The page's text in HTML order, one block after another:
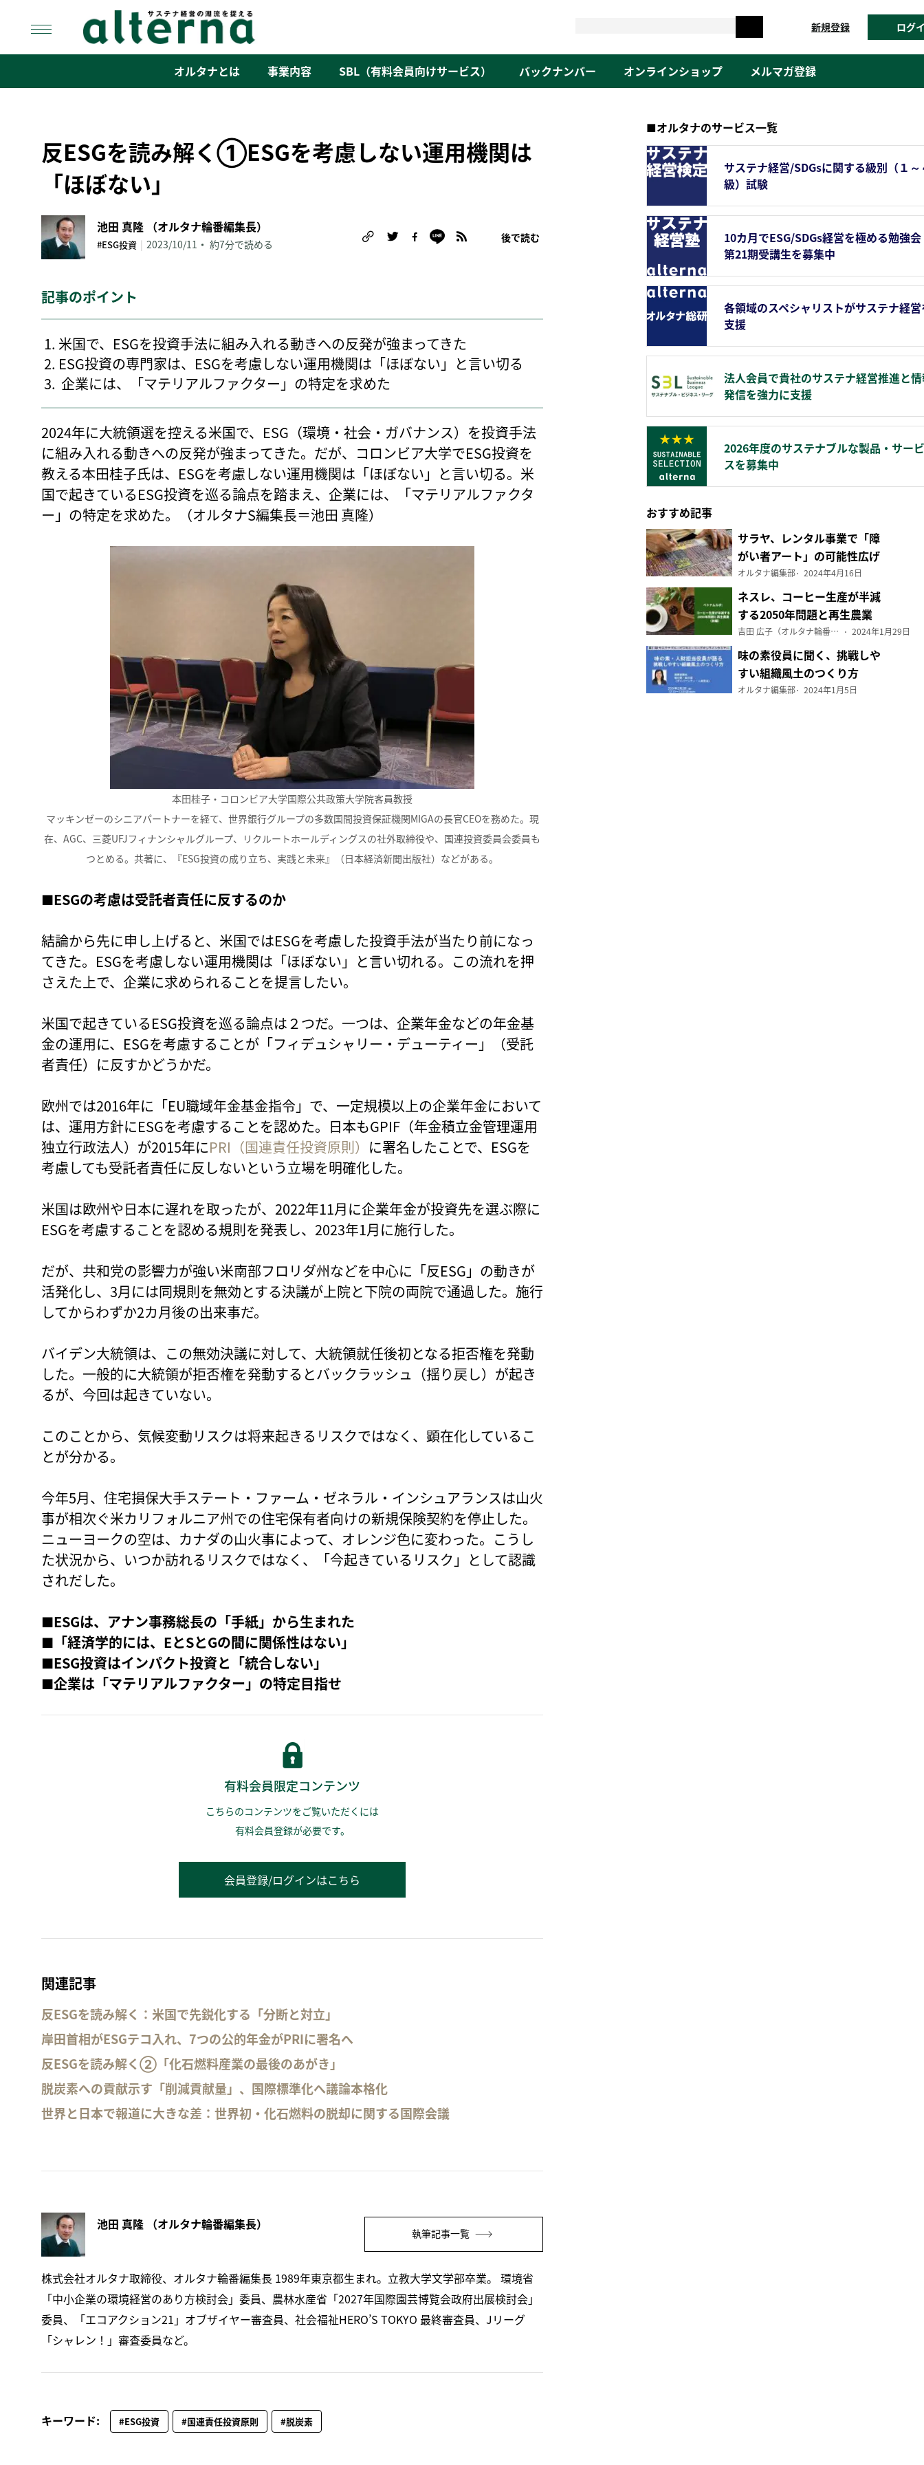
content
新規登録 ログ
オルタナとは 事業内容 SBL（有料会員向けサービス） バックナンバー オンラインショップ メルマガ登録
反ESGを読み解く①ESGを考慮しない運用機関は
「ほぼない」
池田 真隆 （オルタナ輪番編集長）
#ESG投資 | 2023/10/11 約7分で読める
後で読む
記事のポイント
米国で、ESGを投資手法に組み入れる動きへの反発が強まってきた
ESG投資の専門家は、ESGを考慮しない運用機関は「ほぼない」と言い切る
企業には、「マテリアルファクター」の特定を求めた
2024年に大統領選を控える米国で、ESG（環境・社会・ガバナンス）を投資手法
に組み入れる動きへの反発が強まってきた。だが、コロンビア大学でESG投資を
教える本田桂子氏は、ESGを考慮しない運用機関は「ほぼない」と言い切る。米
国で起きているESG投資を巡る論点を踏まえ、企業には、「マテリアルファクタ
ー」の特定を求めた。（オルタナS編集長＝池田 真隆）
本田桂子・コロンビア大学国際公共政策大学院客員教授
マッキンゼーのシニアパートナーを経て、世界銀行グループの多数国間投資保証機関MIGAの長官CEOを務めた。現
在、AGC、三菱UFJフィナンシャルグループ、リクルートホールディングスの社外取締役や、国連投資委員会委員も
つとめる。共著に、『ESG投資の成り立ち、実践と未来』（日本経済新聞出版社）などがある。
■ESGの考慮は受託者責任に反するのか
結論から先に申し上げると、米国ではESGを考慮した投資手法が当たり前になっ
てきた。ESGを考慮しない運用機関は「ほぼない」と言い切れる。この流れを押
さえた上で、企業に求められることを提言したい。
米国で起きているESG投資を巡る論点は２つだ。一つは、企業年金などの年金基
金の運用に、ESGを考慮することが「フィデュシャリー・デューティー」（受託
者責任）に反すかどうかだ。
欧州では2016年に「EU職域年金基金指令」で、一定規模以上の企業年金において
は、運用方針にESGを考慮することを認めた。日本もGPIF（年金積立金管理運用
独立行政法人）が2015年にPRI（国連責任投資原則） に署名したことで、ESGを
考慮しても受託者責任に反しないという立場を明確化した。
米国は欧州や日本に遅れを取ったが、2022年11月に企業年金が投資先を選ぶ際に
ESGを考慮することを認める規則を発表し、2023年1月に施行した。
だが、共和党の影響力が強い米南部フロリダ州などを中心に「反ESG」の動きが
活発化し、3月には同規則を無効とする決議が上院と下院の両院で通過した。施行
してからわずか2カ月後の出来事だ。
バイデン大統領は、この無効決議に対して、大統領就任後初となる拒否権を発動
した。一般的に大統領が拒否権を発動するとバックラッシュ（揺り戻し）が起き
るが、今回は起きていない。
このことから、気候変動リスクは将来起きるリスクではなく、顕在化しているこ
とが分かる。
今年5月、住宅損保大手ステート・ファーム・ゼネラル・インシュアランスは山火
事が相次ぐ米カリフォルニア州での住宅保有者向けの新規保険契約を停止した。
ニューヨークの空は、カナダの山火事によって、オレンジ色に変わった。こうし
た状況から、いつか訪れるリスクではなく、「今起きているリスク」として認識
されだした。
■ESGは、アナン事務総長の「手紙」から生まれた
■ 「経済学的には、EとSとGの間に関係性はない」
■ESG投資はインパクト投資と「統合しない」
■企業は「マテリアルファクター」の特定目指せ
有料会員限定コンテンツ
こちらのコンテンツをご覧いただくには
有料会員登録が必要です。
会員登録/ログインはこちら
関連記事
反ESGを読み解く：米国で先鋭化する「分断と対立」
岸田首相がESGテコ入れ、7つの公的年金がPRIに署名へ
反ESGを読み解く②「化石燃料産業の最後のあがき」
脱炭素への貢献示す「削減貢献量」、国際標準化へ議論本格化
世界と日本で報道に大きな差：世界初・化石燃料の脱却に関する国際会議
池田 真隆 （オルタナ輪番編集長）
執筆記事一覧
株式会社オルタナ取締役、オルタナ輪番編集長 1989年東京都生まれ。立教大学文学部卒業。 環境省
「中小企業の環境経営のあり方検討会」委員、農林水産省「2027年国際園芸博覧会政府出展検討会」
委員、「エコアクション21」オブザイヤー審査員、社会福祉HERO’S TOKYO 最終審査員、Jリーグ
「シャレン！」審査委員など。
キーワード: #ESG投資 #国連責任投資原則 #脱炭素
■オルタナのサービス一覧
サステナ経営/SDGsに関する級別（１～
級）試験
10カ月でESG/SDGs経営を極める勉強
第21期受講生を募集中
各領域のスペシャリストがサステナ経
支援
法人会員で貴社のサステナ経営推進と
発信を強力に支援
2026年度のサステナブルな製品・サービ
スを募集中
おすすめ記事
サラヤ、レンタル事業で「障
がい者アート」の可能性広げ
る
オルタナ編集部 2024年4月16日
ネスレ、コーヒー生産が半減
する2050年問題と再生農業
（前編）
吉田 広子（オルタナ輪番編集長） 2024年1月29日
味の素役員に聞く、挑戦しや
すい組織風土のつくり方
オルタナ編集部 2024年1月5日